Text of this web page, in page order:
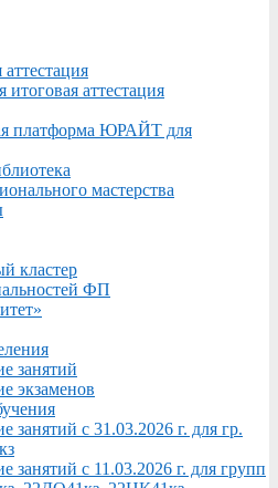
итоговая аттестация
платформа ЮРАЙТ для
мастерства
кластер
ФП
занятий
экзаменов
занятий с 31.03.2026 г. для гр.
занятий с 11.03.2026 г. для групп